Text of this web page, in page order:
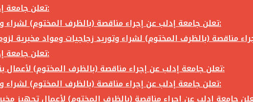
تعلن جامعة إدلب عن إجراء مناقصة (بالظرف المختوم) لشراء وتوريد ما يلي:
تعلن جامعة إدلب عن إجراء مناقصة (بالظرف المختوم) لشراء وتوريد أثاث مكاتب لزوم مكاتب وقاعات جامعة إدلب وفق الآتي:
تعلن جامعة إدلب عن إجراء مناقصة (بالظرف المختوم) لشراء وتوريد ما يلي:
تعلن جامعة إدلب عن إجراء مناقصة (بالظرف المختوم) لأعمال بناء طابق في مبنى رئاسة الجامعة في جامعة ادلب وفق الآتي:
تعلن جامعة إدلب عن إجراء مناقصة (بالظرف المختوم) لشراء وتوريد أثاث مكاتب لزوم مكاتب وقاعات جامعة إدلب وفق الآتي: